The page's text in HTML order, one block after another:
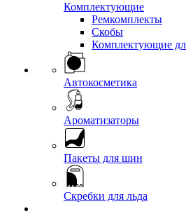
Комплектующие
Ремкомплекты
Скобы
Комплектующие
Автокосметика
Ароматизаторы
Пакеты для шин
Скребки для льда